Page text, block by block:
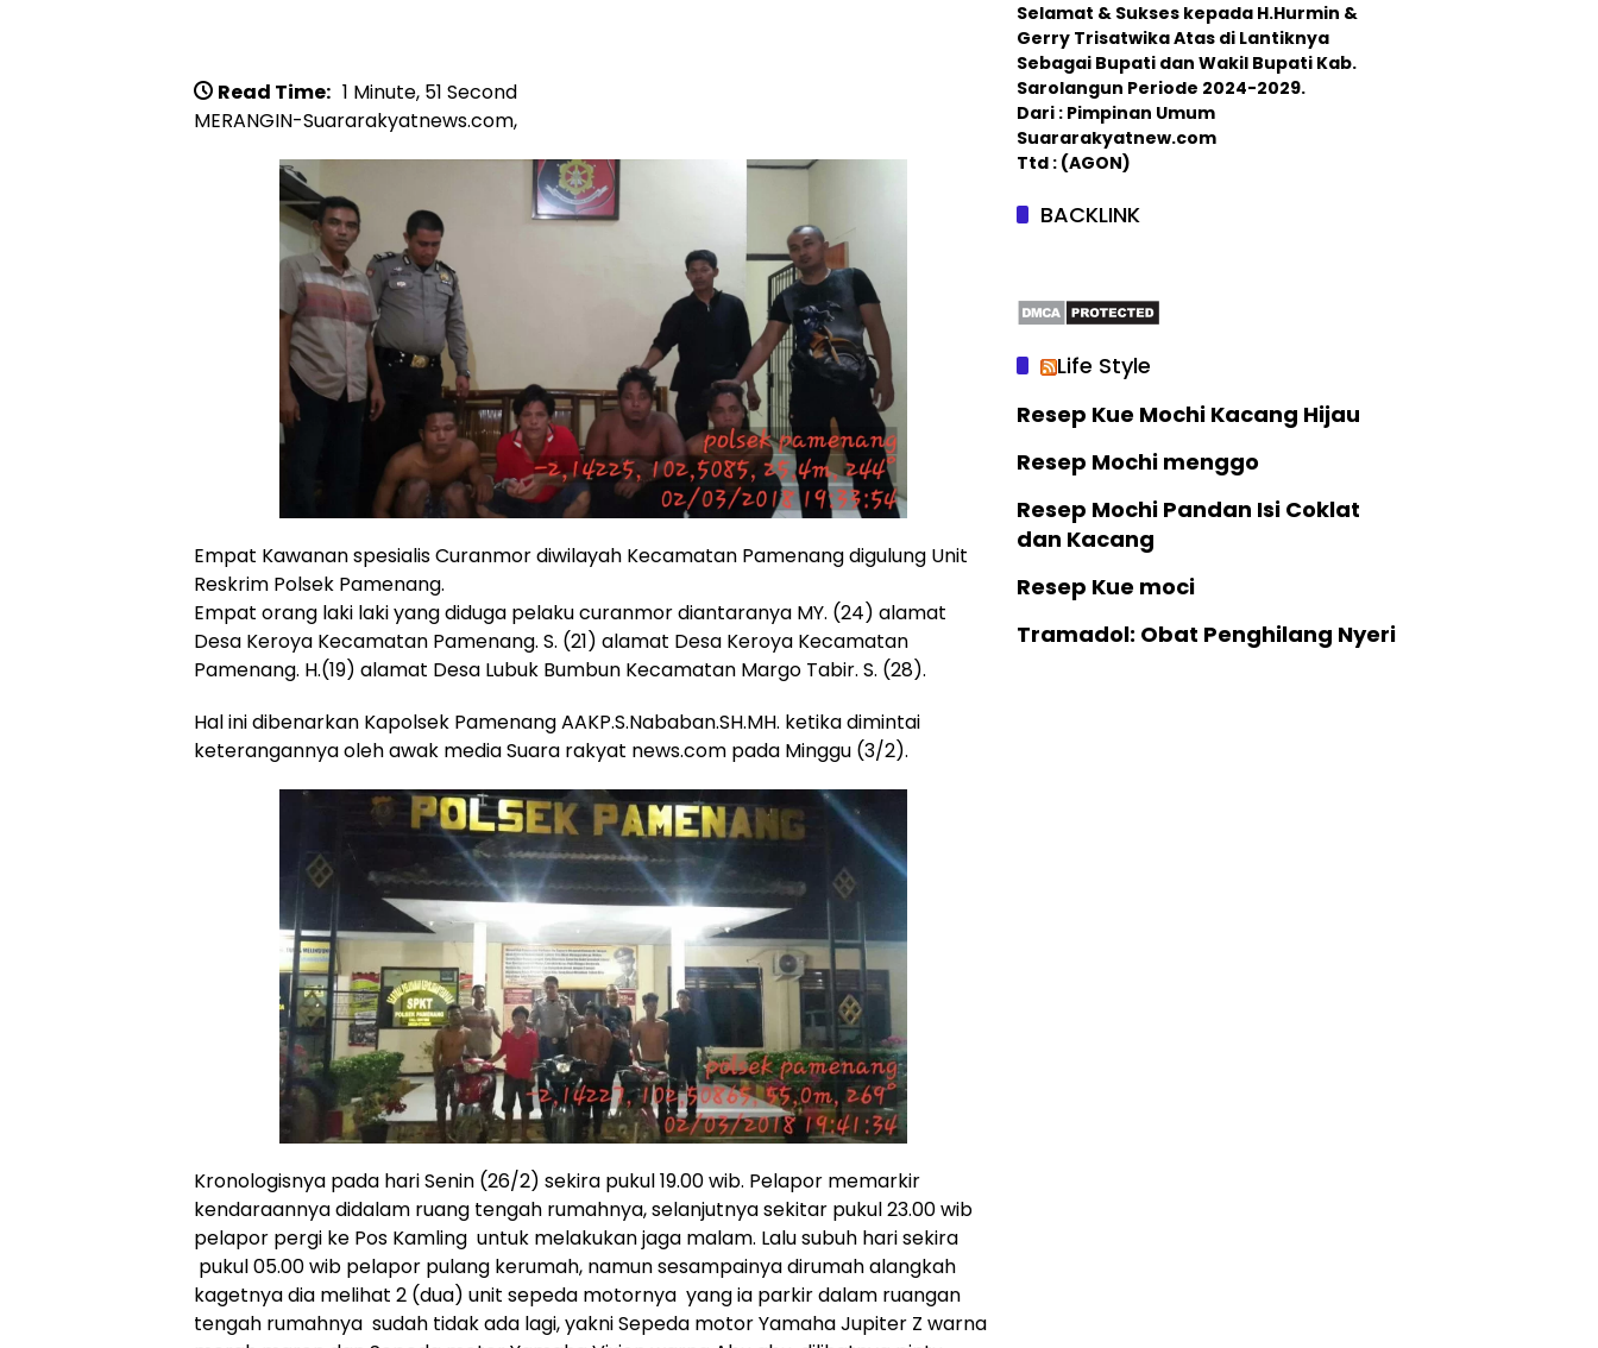
Read Time: 1 Minute, 51 Second
MERANGIN-Suararakyatnews.com,
Empat Kawanan spesialis Curanmor diwilayah Kecamatan Pamenang digulung Unit
Reskrim Polsek Pamenang.
Empat orang laki laki yang diduga pelaku curanmor diantaranya MY. (24) alamat
Desa Keroya Kecamatan Pamenang. S. (21) alamat Desa Keroya Kecamatan
Pamenang. H.(19) alamat Desa Lubuk Bumbun Kecamatan Margo Tabir. S. (28).
Hal ini dibenarkan Kapolsek Pamenang AAKP.S.Nababan.SH.MH. ketika dimintai
keterangannya oleh awak media Suara rakyat news.com pada Minggu (3/2).
Kronologisnya pada hari Senin (26/2) sekira pukul 19.00 wib. Pelapor memarkir
kendaraannya didalam ruang tengah rumahnya, selanjutnya sekitar pukul 23.00 wib
pelapor pergi ke Pos Kamling untuk melakukan jaga malam. Lalu subuh hari sekira
pukul 05.00 wib pelapor pulang kerumah, namun sesampainya dirumah alangkah
kagetnya dia melihat 2 (dua) unit sepeda motornya yang ia parkir dalam ruangan
tengah rumahnya sudah tidak ada lagi, yakni Sepeda motor Yamaha Jupiter Z warna
Selamat & Sukses kepada H.Hurmin &
Gerry Trisatwika Atas di Lantiknya
Sebagai Bupati dan Wakil Bupati Kab.
Sarolangun Periode 2024-2029.
Dari : Pimpinan Umum
Suararakyatnew.com
Ttd : (AGON)
BACKLINK
Life Style
Resep Kue Mochi Kacang Hijau
Resep Mochi menggo
Resep Mochi Pandan Isi Coklat
dan Kacang
Resep Kue moci
Tramadol: Obat Penghilang Nyeri